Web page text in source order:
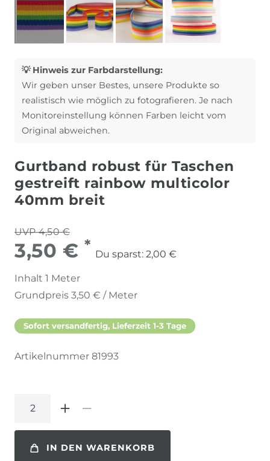
💡 Hinweis zur Farbdarstellung:
Wir geben unser Bestes, unsere Produkte so
realistisch wie möglich zu fotografieren. Je nach
Monitoreinstellung können Farben leicht vom
Original abweichen.
Gurtband robust für Taschen
gestreift rainbow multicolor
40mm breit
UVP 4,50 €
3,50 € *
Du sparst: 2,00 €
Inhalt 1 Meter
Grundpreis 3,50 € / Meter
Sofort versandfertig, Lieferzeit 1-3 Tage
Artikelnummer 81993
IN DEN WARENKORB